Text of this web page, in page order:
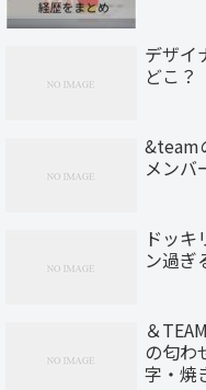
デザイ
どこ？
&team
メンバ
ドッキ
ン過ぎ
＆
の匂わ
字・焼